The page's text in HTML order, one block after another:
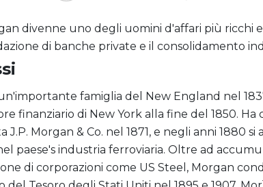
divenne uno degli uomini d'affari più ricchi
di banche private e il consolidamento
famiglia del New England nel
finanziario di New York alla fine del 1850.
J.P. Morgan & Co. nel 1871, e negli anni 1880
paese's industria ferroviaria. Oltre ad
di corporazioni come US Steel, Morgan